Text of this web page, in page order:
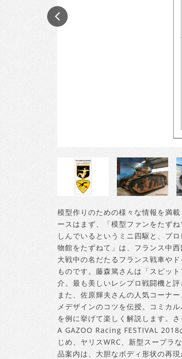
模型作りのための様々な情報を満
ースはまず、「模型ファンをたず
しんでいるというミニ四駆と、プ
物館をたずねて」は、フランス中
大戦中の名だたるフランス戦車や
ものです。藤森篤さんは「スピッ
介。最も美しいレシプロ戦闘機と
また、佐原輝夫さんの人気コーナ
メデザインのコツを伝授。コミカ
を例に挙げて楽しく解説します。
A GAZOO Racing FESTIVAL 2018
じめ、ヤリスWRC、新型スープラ
品案内は、大胆なボディ形状の再